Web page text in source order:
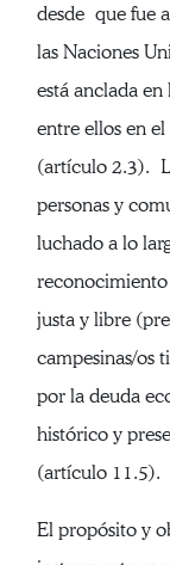
desde que fue
las Naciones
está anclada
entre ellos en
(artículo 2.3).
personas y
luchado a lo
reconocimiento
justa y libre
campesinas/os
por la deuda
histórico y
(artículo 11.5).
El propósito y